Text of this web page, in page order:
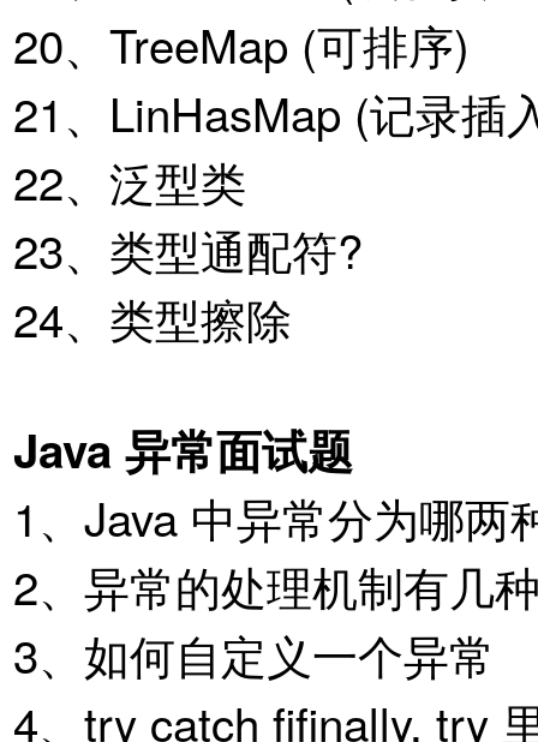
20、TreeMap (可排序)
21、LinHasMap (记录插
22、泛型类
23、类型通配符?
24、类型擦除
Java 异常面试题
1、Java 中异常分为哪两
2、异常的处理机制有几
3、如何自定义一个异常
4、try catch fifinally, try